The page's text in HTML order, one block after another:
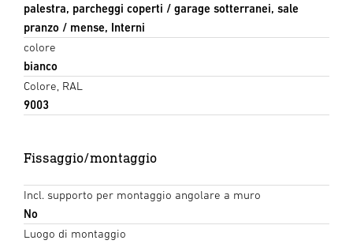
palestra, parcheggi coperti / garage sotterranei, sale
pranzo / mense, Interni
colore
bianco
Colore, RAL
9003
Fissaggio/montaggio
Incl. supporto per montaggio angolare a muro
No
Luogo di montaggio